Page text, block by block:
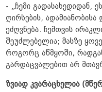
- „ჩემი გადასახედიდან,
ღირსების,
ეძღვნება. ჩემთვის
შეუძლებელია; მასზე
როგორც აწმყოში,
გარდაცვალებით არ
ზვიად კვარაცხელია